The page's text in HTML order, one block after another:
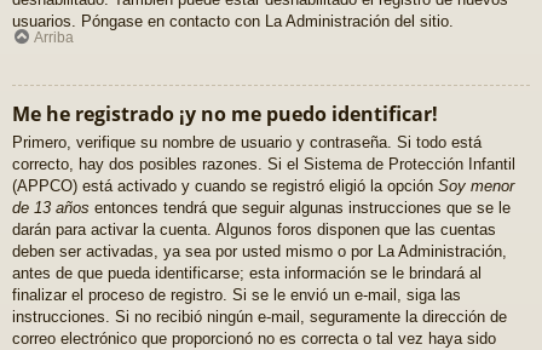
usuarios. Póngase en contacto con La Administración del sitio.
Arriba
Me he registrado ¡y no me puedo identificar!
Primero, verifique su nombre de usuario y contraseña. Si todo está
correcto, hay dos posibles razones. Si el Sistema de Protección Infantil
(APPCO) está activado y cuando se registró eligió la opción Soy menor
de 13 años entonces tendrá que seguir algunas instrucciones que se le
darán para activar la cuenta. Algunos foros disponen que las cuentas
deben ser activadas, ya sea por usted mismo o por La Administración,
antes de que pueda identificarse; esta información se le brindará al
finalizar el proceso de registro. Si se le envió un e-mail, siga las
instrucciones. Si no recibió ningún e-mail, seguramente la dirección de
correo electrónico que proporcionó no es correcta o tal vez haya sido